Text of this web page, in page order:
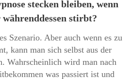
stecken bleiben, wenn
stirbt?
Szenario. Aber auch wenn es zu
kann man sich selbst aus der
Wahrscheinlich wird man nach
was passiert ist und